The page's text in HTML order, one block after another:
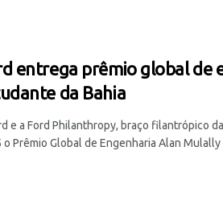
entrega prêmio global de
da Bahia
e a Ford Philanthropy, braço filantrópico
o Prêmio Global de Engenharia Alan Mulally